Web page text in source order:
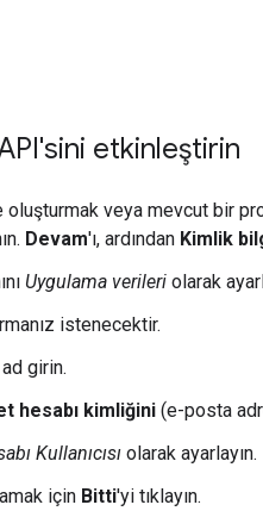
etkinleştirin
veya mevcut bir
Devam'ı, ardından Kimlik
Uygulama verileri olarak
istenecektir.
ad girin.
hesabı kimliğini (e-posta
Kullanıcısı olarak ayarlayın.
için Bitti'yi tıklayın.